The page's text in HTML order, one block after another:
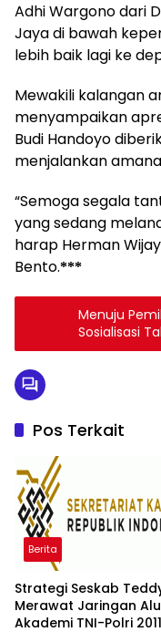
Adhi Wargono dari
Jaya di bawah
lebih baik lagi ke
Mewakili kalangan
menyampaikan
Budi Handoyo
menjalankan
“Semoga segala
yang sedang
harap Herman
Bento.***
Menuju
Sosialisasi
Wakil Bupati
Pos Terkait
Berita
Strategi Seskab
Merawat Jaringan
Akademi TNI-Polri 2011